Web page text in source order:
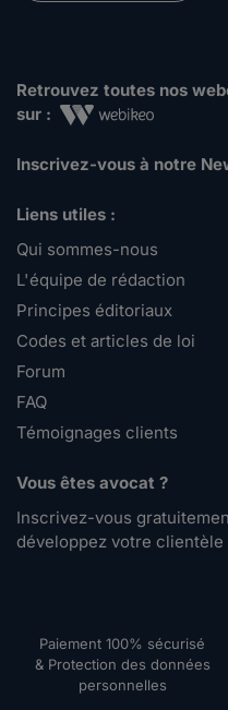
Retrouvez toutes nos
sur :
Inscrivez-vous à notre
Liens utiles :
Qui sommes-nous
L'équipe de rédaction
Principes éditoriaux
Codes et articles de loi
Forum
FAQ
Témoignages clients
Vous êtes avocat ?
Inscrivez-vous
développez votre clientèle
Paiement 100% sécurisé
& Protection des données
personnelles